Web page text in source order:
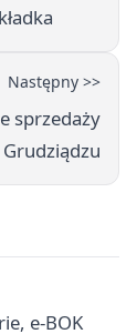
Następny >>
sprzedaży
e-BOK